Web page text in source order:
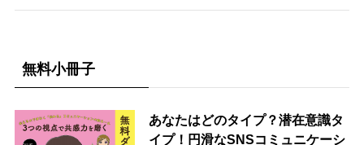
無料小冊子
あなたはどのタイプ？潜在意識タ
イプ！円滑なSNSコミュニケーシ